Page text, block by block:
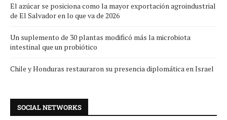
El azúcar se posiciona como la mayor exportación agroindustrial
de El Salvador en lo que va de 2026
Un suplemento de 30 plantas modificó más la microbiota
intestinal que un probiótico
Chile y Honduras restauraron su presencia diplomática en Israel
SOCIAL NETWORKS